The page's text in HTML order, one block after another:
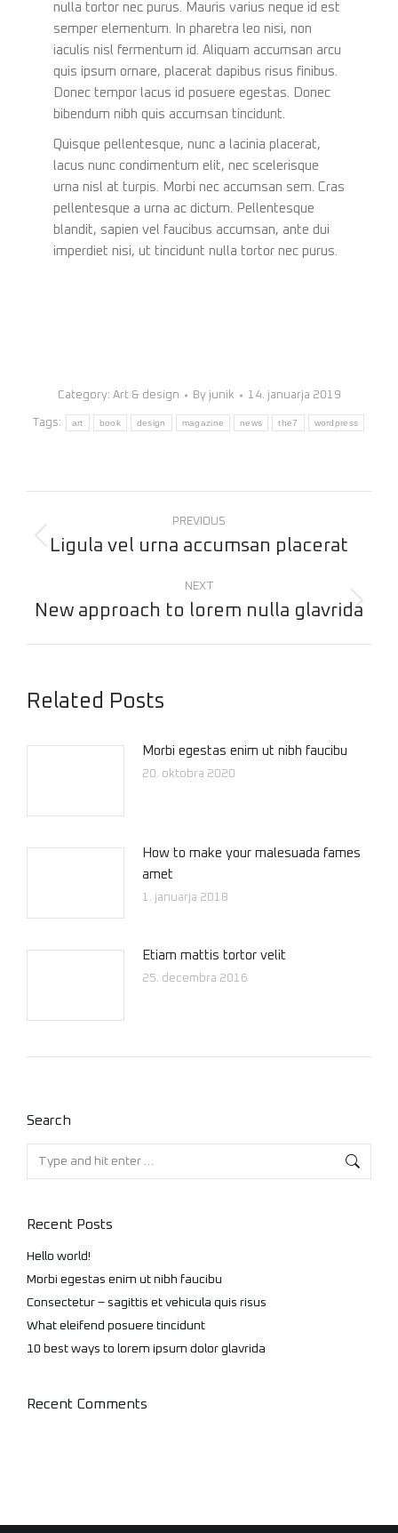
nulla tortor nec purus. Mauris varius neque id est
semper elementum. In pharetra leo nisi, non
iaculis nisl fermentum id. Aliquam accumsan arcu
quis ipsum ornare, placerat dapibus risus finibus.
Donec tempor lacus id posuere egestas. Donec
bibendum nibh quis accumsan tincidunt.
Quisque pellentesque, nunc a lacinia placerat,
lacus nunc condimentum elit, nec scelerisque
urna nisl at turpis. Morbi nec accumsan sem. Cras
pellentesque a urna ac dictum. Pellentesque
blandit, sapien vel faucibus accumsan, ante dui
imperdiet nisi, ut tincidunt nulla tortor nec purus.
Category: Art & design By junik 14. januarja 2019
Tags: art book design magazine news the7 wordpress
PREVIOUS
Ligula vel urna accumsan placerat
NEXT
New approach to lorem nulla glavrida
Related Posts
Morbi egestas enim ut nibh faucibu
20. oktobra 2020
How to make your malesuada fames
amet
1. januarja 2018
Etiam mattis tortor velit
25. decembra 2016
Search
Recent Posts
Hello world!
Morbi egestas enim ut nibh faucibu
Consectetur – sagittis et vehicula quis risus
What eleifend posuere tincidunt
10 best ways to lorem ipsum dolor glavrida
Recent Comments